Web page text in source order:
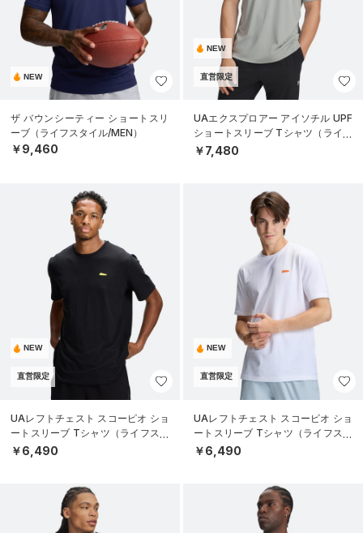
NEW
ザ バウンシーティー ショートスリ
ーブ（ライフスタイル/MEN）
￥9,460
NEW
直営限定
UAエクスプロアー アイソチル UPF
ショートスリーブ Tシャツ（ライフ
スタイル/MEN）
￥7,480
NEW
直営限定
UAレフトチェスト スコーピオ ショ
ートスリーブ Tシャツ（ライフスタ
イル/MEN）
￥6,490
NEW
直営限定
UAレフトチェスト スコーピオ ショ
ートスリーブ Tシャツ（ライフスタ
イル/MEN）
￥6,490